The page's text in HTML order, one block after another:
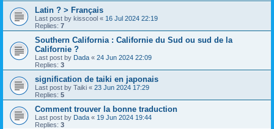
Latin ? > Français
Last post by kisscool « 16 Jul 2024 22:19
Replies: 7
Southern California : Californie du Sud ou sud de la
Californie ?
Last post by Dada « 24 Jun 2024 22:09
Replies: 3
signification de taiki en japonais
Last post by Taiki « 23 Jun 2024 17:29
Replies: 5
Comment trouver la bonne traduction
Last post by Dada « 19 Jun 2024 19:44
Replies: 3